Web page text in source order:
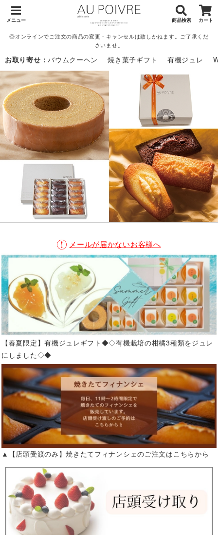
メニュー
◎オンラインでご注文の商品の変更・キャンセルは致しかねます。ご了承くだ
さいませ。
商品検索 カート
お取り寄せ：バウムクーヘン 焼き菓子ギフト 有機ジュレ
メールが届かないお客様へ
【春夏限定】有機ジュレギフト◆◇有機栽培の柑橘3種類をジュレ
にしました◇◆
▲【店頭受渡のみ】焼きたてフィナンシェのご注文はこちらから